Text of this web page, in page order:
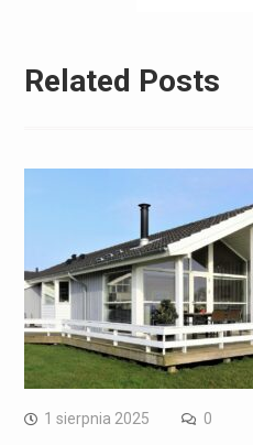
Related Posts
1 sierpnia 2025 0